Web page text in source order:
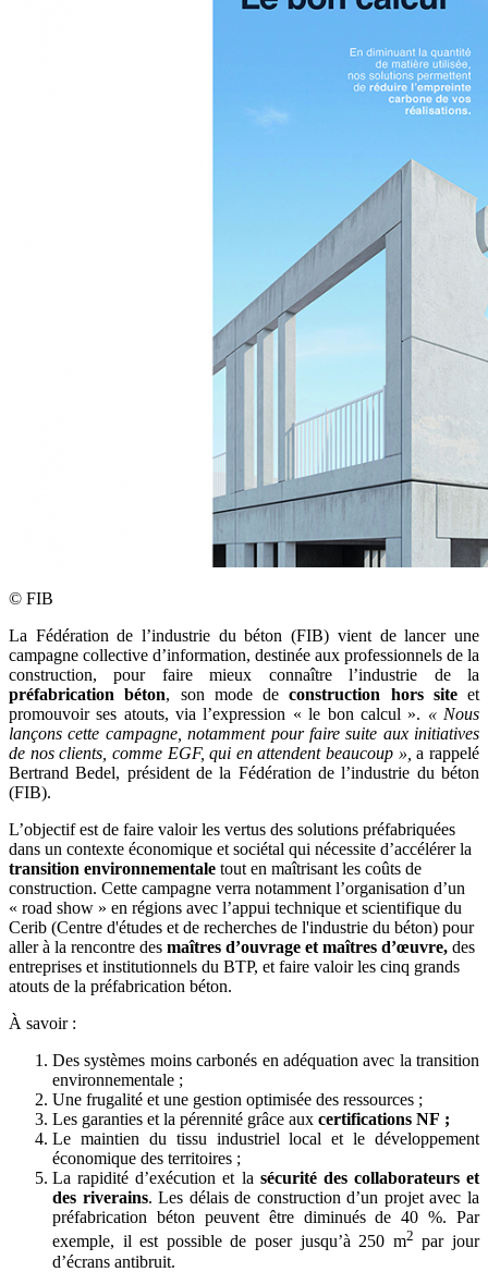
© FIB
La Fédération de l’industrie du béton (FIB) vient de lancer une
campagne collective d’information, destinée aux professionnels de la
construction, pour faire mieux connaître l’industrie de la
préfabrication béton, son mode deconstruction hors siteet
promouvoir ses atouts, via l’expression « le bon calcul ». « Nous
lançons cette campagne, notamment pour faire suite aux initiatives
de nos clients, comme EGF, qui en attendent beaucoup »,a rappelé
Bertrand Bedel, président de la Fédération de l’industrie du béton
(FIB).
L’objectif est de faire valoir les vertus des solutions préfabriquées
dans un contexte économique et sociétal qui nécessite d’accélérer la
transition environnementale tout en maîtrisant les coûts de
construction. Cette campagne verra notamment l’organisation d’un
« road show » en régions avec l’appui technique et scientifique du
Cerib (Centre d'études et de recherches de l'industrie du béton) pour
aller à la rencontre des maîtres d’ouvrage et maîtres d’œuvre, des
entreprises et institutionnels du BTP, et faire valoir les cinq grands
atouts de la préfabrication béton.
À savoir :
Des systèmes moins carbonés en adéquation avec la transition
environnementale ;
Une frugalité et une gestion optimisée des ressources ;
Les garanties et la pérennité grâce aux certifications NF ;
Le maintien du tissu industriel local et le développement
économique des territoires ;
La rapidité d’exécution et la sécurité des collaborateurs et
des riverains. Les délais de construction d’un projet avec la
préfabrication béton peuvent être diminués de 40 %. Par
exemple, il est possible de poser jusqu’à 250 m2 par jour
d’écrans antibruit.